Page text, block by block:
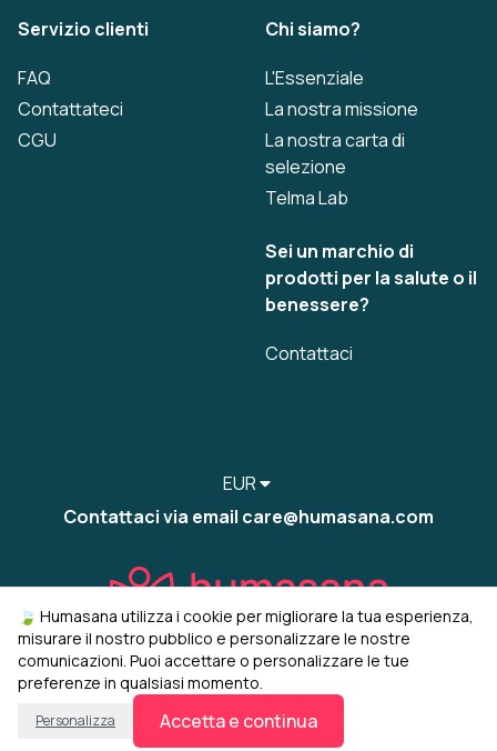
Servizio clienti
FAQ
Contattateci
CGU
Chi siamo?
L'Essenziale
La nostra missione
La nostra carta di
selezione
Telma Lab
Sei un marchio di
prodotti per la salute o il
benessere?
Contattaci
EUR
Contattaci via email care@humasana.com
© 2022-2026 humasana Gestisci i miei cookie
🍃 Humasana utilizza i cookie per migliorare la tua esperienza,
misurare il nostro pubblico e personalizzare le nostre
comunicazioni. Puoi accettare o personalizzare le tue
preferenze in qualsiasi momento.
Personalizza Accetta e continua